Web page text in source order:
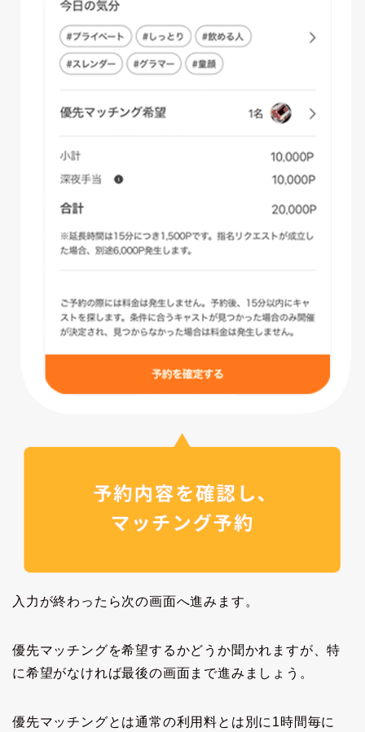
入力が終わったら次の画面へ進みます。
優先マッチングを希望するかどうか聞かれますが、特
に希望がなければ最後の画面まで進みましょう。
優先マッチングとは通常の利用料とは別に1時間毎に